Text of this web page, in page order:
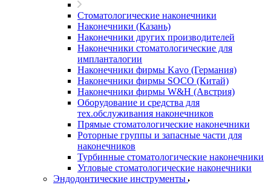
Стоматологические наконечники
Наконечники (Казань)
Наконечники других производителей
Наконечники стоматологические для
импланталогии
Наконечники фирмы Kavo (Германия)
Наконечники фирмы SOCO (Китай)
Наконечники фирмы W&H (Австрия)
Оборудование и средства для
тех.обслуживания наконечников
Прямые стоматологические наконечники
Роторные группы и запасные части для
наконечников
Турбинные стоматологические наконечники
Угловые стоматологические наконечники
Эндодонтические инструменты